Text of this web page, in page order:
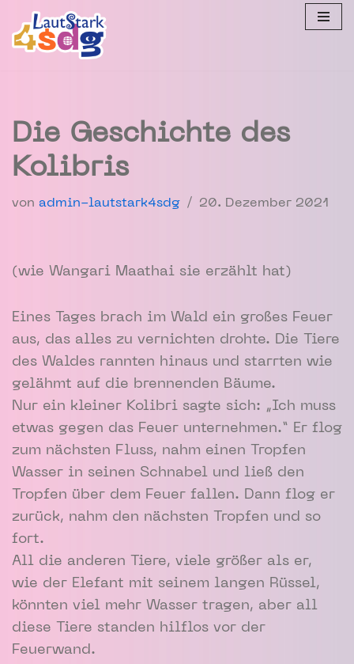
Zum
Die Geschichte des
Kolibris
von admin-lautstark4sdg 20. Dezember 2021
(wie Wangari Maathai sie erzählt hat)
Eines Tages brach im Wald ein großes Feuer
aus, das alles zu vernichten drohte. Die Tiere
des Waldes rannten hinaus und starrten wie
gelähmt auf die brennenden Bäume.
Nur ein kleiner Kolibri sagte sich: „Ich muss
etwas gegen das Feuer unternehmen.“ Er flog
zum nächsten Fluss, nahm einen Tropfen
Wasser in seinen Schnabel und ließ den
Tropfen über dem Feuer fallen. Dann flog er
zurück, nahm den nächsten Tropfen und so
fort.
All die anderen Tiere, viele größer als er,
wie der Elefant mit seinem langen Rüssel,
könnten viel mehr Wasser tragen, aber all
diese Tiere standen hilflos vor der
Feuerwand.